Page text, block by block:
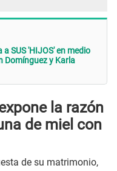
SUS 'HIJOS' en medio
Domínguez y Karla
la razón
de miel con
de su matrimonio,